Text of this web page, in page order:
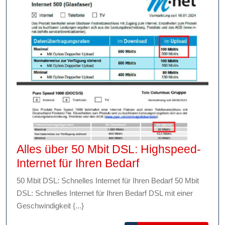
Alles über 50 Mbit DSL: Highspeed-
Internet für Ihren BedarfAlles
über
50
DSL:
50 Mbit DSL: Schnelles Internet für Ihren Bedarf 50 Mbit
DSL: Schnelles Internet für Ihren Bedarf DSL mit einer
Geschwindigkeit {...}